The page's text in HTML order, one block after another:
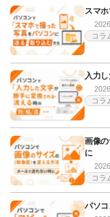
スマ
コラ
入力
コラ
画像
に
コラ
パソ